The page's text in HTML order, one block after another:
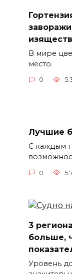
В мире
место.
0
Лучшие
С каждым
0
3
больше,
Уровень